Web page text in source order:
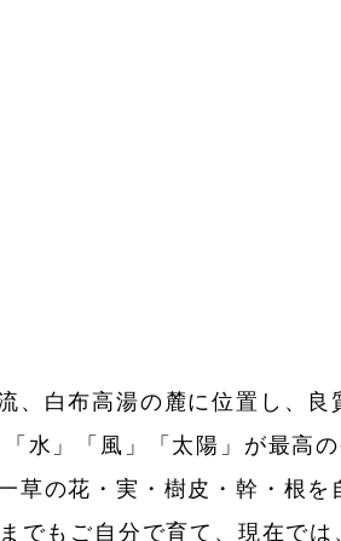
、白布高湯の麓に位置し、
水」「風」「太陽」が最高
草の花・実・樹皮・幹・根
でもご自分で育て、現在で